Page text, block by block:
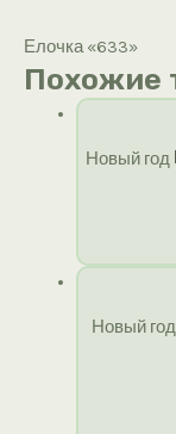
Елочка «633»
Похожие
Новый год
Новый год